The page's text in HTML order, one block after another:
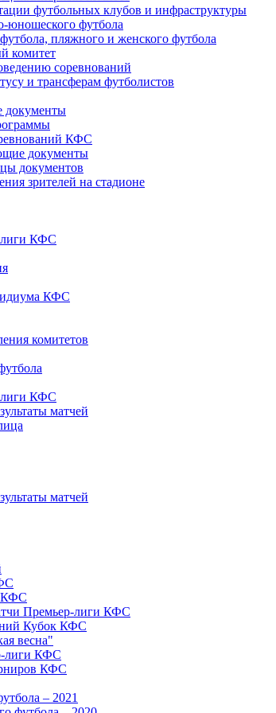
футбольных клубов и инфраструктуры
юношеского футбола
пляжного и женского футбола
комитет
соревнований
и трансферам футболистов
документы
КФС
документы
документов
зрителей на стадионе
лиги КФС
КФС
комитетов
лиги КФС
матчей
матчей
КФС
Премьер-лиги КФС
Кубок КФС
весна"
лиги КФС
КФС
– 2021